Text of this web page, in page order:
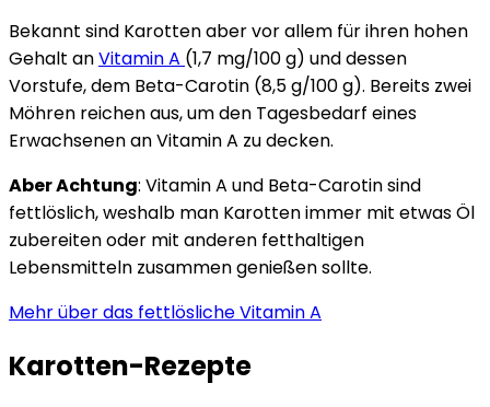
Bekannt sind Karotten aber vor allem für ihren hohen
Gehalt anVitamin A (1,7 mg/100 g) und dessen
Vorstufe, dem Beta-Carotin (8,5 g/100 g). Bereits zwei
Möhren reichen aus, um den Tagesbedarf eines
Erwachsenen an Vitamin A zu decken.
Aber Achtung: Vitamin A und Beta-Carotin sind
fettlöslich, weshalb man Karotten immer mit etwas Öl
zubereiten oder mit anderen fetthaltigen
Lebensmitteln zusammen genießen sollte.
Mehr über das fettlösliche Vitamin A
Karotten-Rezepte